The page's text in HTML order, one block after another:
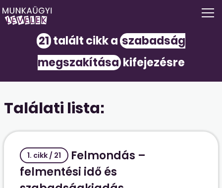
21 talált cikk a szabadság
megszakításakifejezésre
Találati lista:
1. cikk / 21
Felmondás –
felmentési idő és